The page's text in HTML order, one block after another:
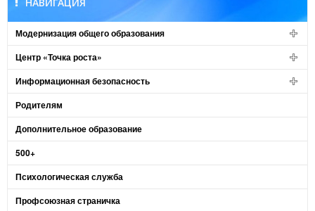
Модернизация общего образования
Центр «Точка роста»
Информационная безопасность
Родителям
Дополнительное образование
500+
Психологическая служба
Профсоюзная страничка